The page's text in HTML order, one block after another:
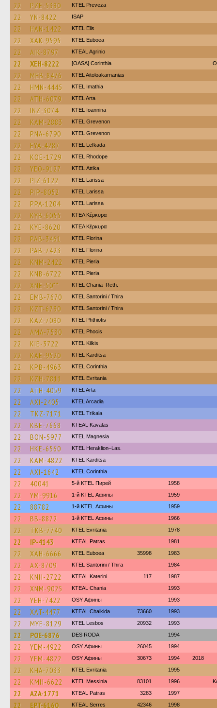
22 PZE-5380 KTEL Preveza
22 YN-8422 ISAP
22 HAN-1422 KTEL Elis
22 XAK-9595 ΚΤΕL Euboea
22 AIK-8797 KTEAL Agrinio
22 XEH-8222 [OASA] Corinthia
22 MEB-8476 KTEL Aitoloakarnanias
22 HMN-4445 KTEL Imathia
22 ATH-6079 KTEL Arta
22 INZ-3074 KTEL Ioannina
22 KAM-2883 ΚΤΕL Grevenon
22 PNA-6790 ΚΤΕL Grevenon
22 EYA-4287 KTEL Lefkada
22 KOE-1729 KTEL Rhodope
22 YEO-9127 KΤΕL Αttika
22 PIZ-6122 KTEL Larissa
22 PIP-8052 KTEL Larissa
22 PPA-1204 KTEL Larissa
22 KYB-6055 ΚΤΕΛ Κέρκυρα
22 KYE-8620 ΚΤΕΛ Κέρκυρα
22 PAB-3461 KTEL Florina
22 PAB-7423 KTEL Florina
22 KNM-2422 KTEL Pieria
22 KNB-6722 KTEL Pieria
22 XNE-50** KTEL Chania–Reth.
22 EMB-7670 KTEL Santorini / Thira
22 KZT-6730 KTEL Santorini / Thira
22 KAZ-7080 ΚΤΕL Phthiotis
22 AMA-7530 ΚΤΕL Phocis
22 KIE-3722 KTEL Kilkis
22 KAE-9520 ΚΤΕL Karditsa
22 KPB-4963 KTEL Corinthia
22 KZH-7811 ΚΤΕL Evritania
22 ATH-4059 KTEL Arta
22 AXI-2405 KTEL Arcadia
22 TKZ-7171 ΚΤΕL Τrikala
22 KBE-7668 KTEAL Kavalas
22 BON-5977 ΚΤΕL Magnesia
22 HKE-6560 KTEL Heraklion–Las.
22 KAM-4822 ΚΤΕL Karditsa
22 AXI-1642 KTEL Corinthia
22 40041 5-й KTEL Пирей 1958
22 YM-9916 1-й KTEL Афины 1959
22 88782 1-й KTEL Афины 1959
22 BB-8872 1-й KTEL Афины 1966
22 TKB-7740 ΚΤΕL Evritania 1978
22 IP-4143 KTEAL Patras 1981
22 XAH-6666 ΚΤΕL Euboea 35998 1983
22 AX-8709 KTEL Santorini / Thira 1984
22 KNH-2722 KTEAL Katerini 117 1987
22 XNM-9025 KTEAL Chania 1993
22 YEH-7422 OSY Афины 1993
22 XAT-4477 KTEAL Chalkida 73660 1993
22 MYE-8129 KTEL Lesbos 20932 1993
22 POE-6876 DES RODA 1994
22 YEM-4922 OSY Афины 26045 1994
22 YEM-4822 OSY Афины 30673 1994 2018
22 KHA-7033 ΚΤΕL Evritania 1995
22 KMH-6622 KTEL Messinia 83101 1996
22 AZA-1771 KTEAL Patras 3283 1997
22 EPT-6160 KTEAL Serres 42346 1998